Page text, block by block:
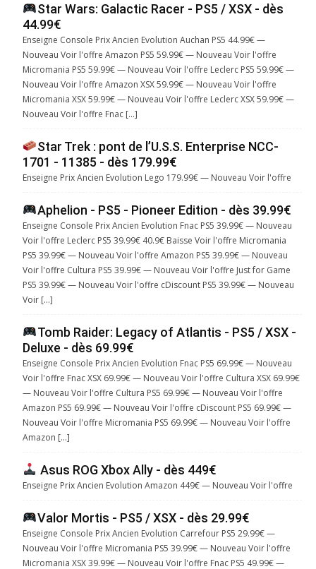
Star Wars: Galactic Racer - PS5 / XSX - dès
44.99€
Enseigne Console Prix Ancien Evolution Auchan PS5 44.99€ —
Nouveau Voir l'offre Amazon PS5 59.99€ — Nouveau Voir l'offre
Micromania PS5 59.99€ — Nouveau Voir l'offre Leclerc PS5 59.99€ —
Nouveau Voir l'offre Amazon XSX 59.99€ — Nouveau Voir l'offre
Micromania XSX 59.99€ — Nouveau Voir l'offre Leclerc XSX 59.99€ —
Nouveau Voir l'offre Fnac […]
Star Trek : pont de l’U.S.S. Enterprise NCC-
1701 - 11385 - dès 179.99€
Enseigne Prix Ancien Evolution Lego 179.99€ — Nouveau Voir l'offre
Aphelion - PS5 - Pioneer Edition - dès 39.99€
Enseigne Console Prix Ancien Evolution Fnac PS5 39.99€ — Nouveau
Voir l'offre Leclerc PS5 39.99€ 40.9€ Baisse Voir l'offre Micromania
PS5 39.99€ — Nouveau Voir l'offre Amazon PS5 39.99€ — Nouveau
Voir l'offre Cultura PS5 39.99€ — Nouveau Voir l'offre Just for Game
PS5 39.99€ — Nouveau Voir l'offre cDiscount PS5 39.99€ — Nouveau
Voir […]
Tomb Raider: Legacy of Atlantis - PS5 / XSX -
Deluxe - dès 69.99€
Enseigne Console Prix Ancien Evolution Fnac PS5 69.99€ — Nouveau
Voir l'offre Fnac XSX 69.99€ — Nouveau Voir l'offre Cultura XSX 69.99€
— Nouveau Voir l'offre Cultura PS5 69.99€ — Nouveau Voir l'offre
Amazon PS5 69.99€ — Nouveau Voir l'offre cDiscount PS5 69.99€ —
Nouveau Voir l'offre Micromania PS5 69.99€ — Nouveau Voir l'offre
Amazon […]
Asus ROG Xbox Ally - dès 449€
Enseigne Prix Ancien Evolution Amazon 449€ — Nouveau Voir l'offre
Valor Mortis - PS5 / XSX - dès 29.99€
Enseigne Console Prix Ancien Evolution Carrefour PS5 29.99€ —
Nouveau Voir l'offre Micromania PS5 39.99€ — Nouveau Voir l'offre
Micromania XSX 39.99€ — Nouveau Voir l'offre Fnac PS5 49.99€ —